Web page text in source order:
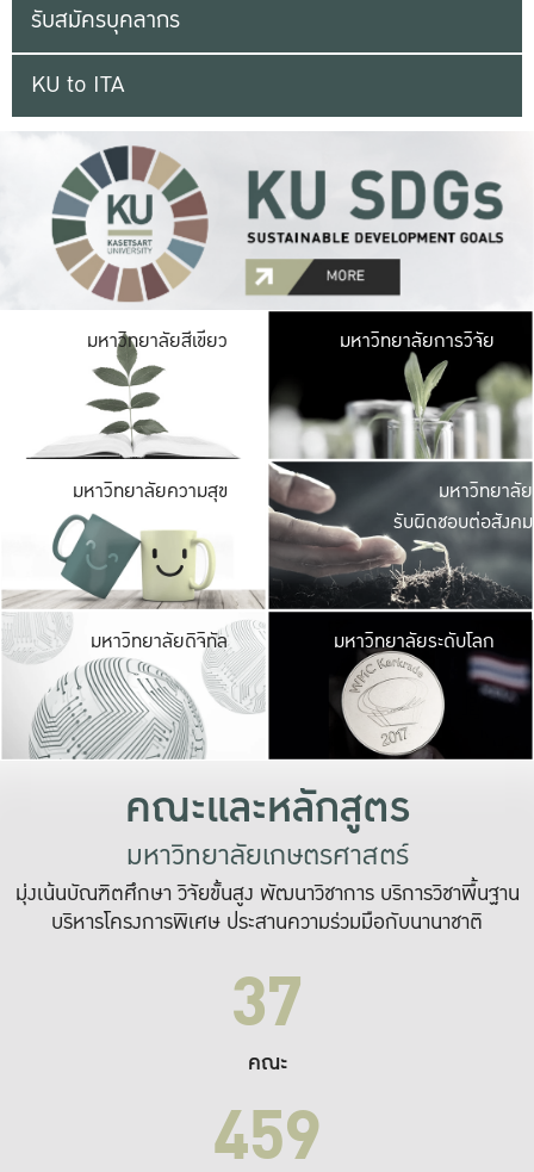
รับสมัครบุคลากร
KU to ITA
มหาวิทยาลัยสีเขียว มหาวิ
มีพื้นที่เขียวสดใส
เป็นป่าในเมือง เกษต
มหาวิทยาลัยการวิจัย
มหาวิทยาลัยความสุข มหาวิ
ค
เปิดประ
และพบเรื่องราวใ
มหาวิทยาลัย
รับผิดชอบต่อสังคม
มหาวิทยาลัยดิจิทัล มหาวิ
เปลี่ยนแปลง แล
เพื่อทำง
ระบบสารสนเทศ
มหาวิทยาลัยระดับโลก
คณะและหลักสูตร
มหาวิทยาลัยเกษตรศาสตร์
มุ่งเน้นบัณฑิตศึกษา วิจัยขั้นสูง พัฒนาวิชาการ บริการวิชาพื้นฐาน
บริหารโครงการพิเศษ ประสานความร่วมมือกับนานาชาติ
37
คณะ
459